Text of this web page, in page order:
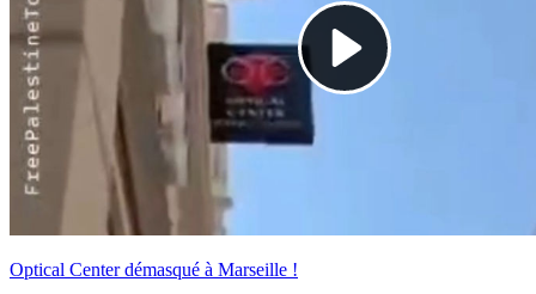
Optical Center démasqué à Marseille !